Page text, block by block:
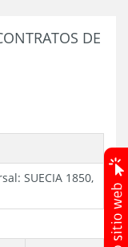
DE
SUECIA 1850,